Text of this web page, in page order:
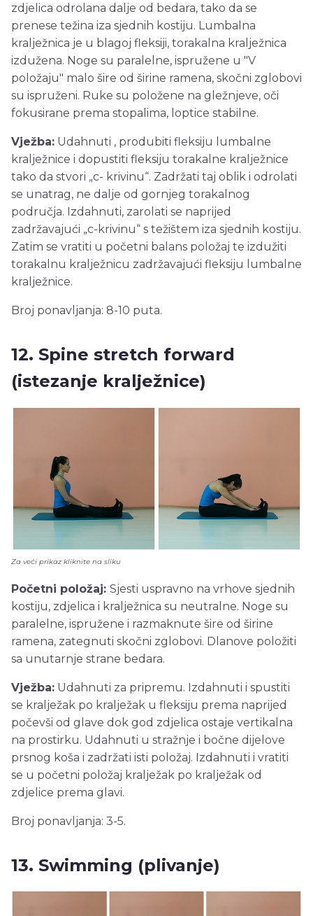
zdjelica odrolana dalje od bedara, tako da se
prenese težina iza sjednih kostiju. Lumbalna
kralježnica je u blagoj fleksiji, torakalna kralježnica
izdužena. Noge su paralelne, ispružene u "V
položaju" malo šire od širine ramena, skočni zglobovi
su ispruženi. Ruke su položene na gležnjeve, oči
fokusirane prema stopalima, loptice stabilne.
Vježba: Udahnuti , produbiti fleksiju lumbalne
kralježnice i dopustiti fleksiju torakalne kralježnice
tako da stvori „c- krivinu“. Zadržati taj oblik i odrolati
se unatrag, ne dalje od gornjeg torakalnog
područja. Izdahnuti, zarolati se naprijed
zadržavajući „c-krivinu“ s težištem iza sjednih kostiju.
Zatim se vratiti u početni balans položaj te izdužiti
torakalnu kralježnicu zadržavajući fleksiju lumbalne
kralježnice.
Broj ponavljanja: 8-10 puta.
12. Spine stretch forward
(istezanje kralježnice)
Za veći prikaz kliknite na sliku
Početni položaj: Sjesti uspravno na vrhove sjednih
kostiju, zdjelica i kralježnica su neutralne. Noge su
paralelne, ispružene i razmaknute šire od širine
ramena, zategnuti skočni zglobovi. Dlanove položiti
sa unutarnje strane bedara.
Vježba: Udahnuti za pripremu. Izdahnuti i spustiti
se kralježak po kralježak u fleksiju prema naprijed
počevši od glave dok god zdjelica ostaje vertikalna
na prostirku. Udahnuti u stražnje i bočne dijelove
prsnog koša i zadržati isti položaj. Izdahnuti i vratiti
se u početni položaj kralježak po kralježak od
zdjelice prema glavi.
Broj ponavljanja: 3-5.
13. Swimming (plivanje)